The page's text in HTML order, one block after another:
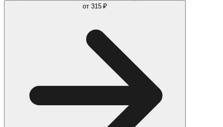
от 315 ₽